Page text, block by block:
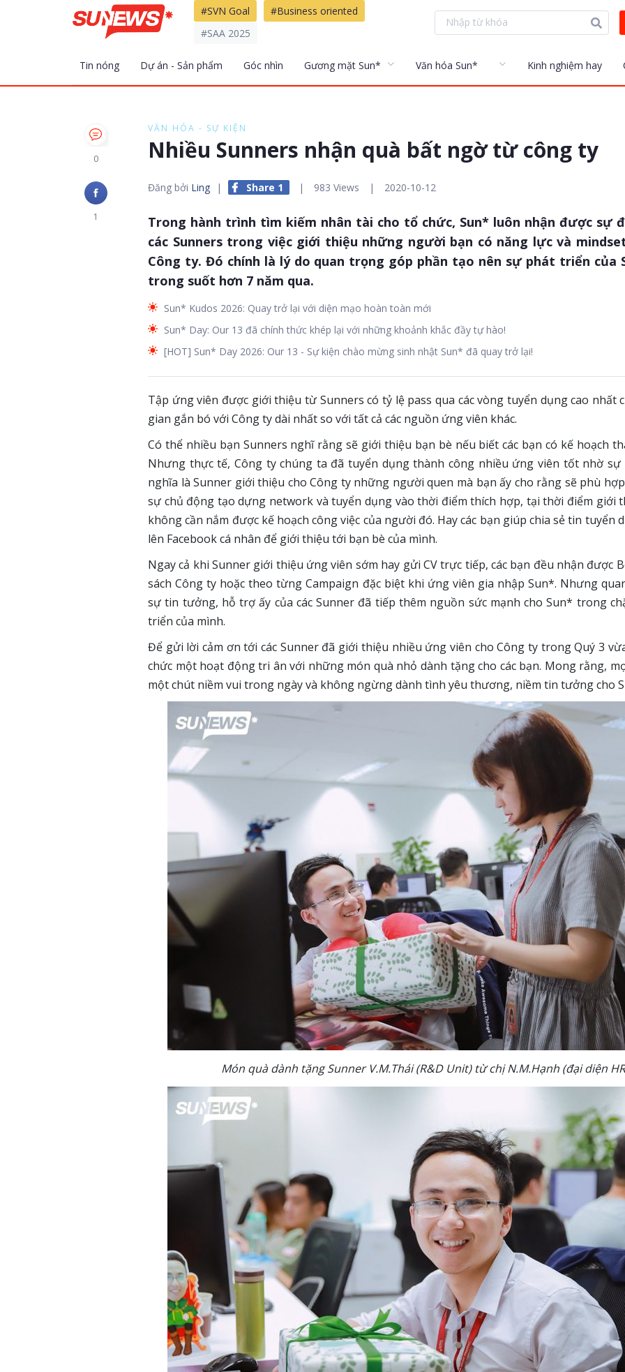
#SVN Goal
#Business oriented
#SAA 2025
Tin nóng Dự án - Sản phẩm Góc nhìn Gương mặt Sun* Văn hóa Sun* Kinh nghiệm hay
0
1
VĂN HÓA - SỰ KIỆN
Nhiều Sunners nhận quà bất ngờ từ công ty
Đăng bởi Ling | Share 1 | 983 Views | 2020-10-12
Trong hành trình tìm kiếm nhân tài cho tổ chức, Sun* luôn nhận được sự
các Sunners trong việc giới thiệu những người bạn có năng lực và
Công ty. Đó chính là lý do quan trọng góp phần tạo nên sự phát triển của
trong suốt hơn 7 năm qua.
Sun* Kudos 2026: Quay trở lại với diện mạo hoàn toàn mới
Sun* Day: Our 13 đã chính thức khép lại với những khoảnh khắc đầy tự hào!
[HOT] Sun* Day 2026: Our 13 - Sự kiện chào mừng sinh nhật Sun* đã quay trở lại!
Tập ứng viên được giới thiệu từ Sunners có tỷ lệ pass qua các vòng tuyển dụng cao nhất
gian gắn bó với Công ty dài nhất so với tất cả các nguồn ứng viên khác.
Có thể nhiều bạn Sunners nghĩ rằng sẽ giới thiệu bạn bè nếu biết các bạn có kế hoạch
Nhưng thực tế, Công ty chúng ta đã tuyển dụng thành công nhiều ứng viên tốt nhờ
nghĩa là Sunner giới thiệu cho Công ty những người quen mà bạn ấy cho rằng sẽ phù
sự chủ động tạo dựng network và tuyển dụng vào thời điểm thích hợp, tại thời điểm giới
không cần nắm được kế hoạch công việc của người đó. Hay các bạn giúp chia sẻ tin tuyển
lên Facebook cá nhân để giới thiệu tới bạn bè của mình.
Ngay cả khi Sunner giới thiệu ứng viên sớm hay gửi CV trực tiếp, các bạn đều nhận được
sách Công ty hoặc theo từng Campaign đặc biệt khi ứng viên gia nhập Sun*. Nhưng
sự tin tưởng, hỗ trợ ấy của các Sunner đã tiếp thêm nguồn sức mạnh cho Sun* trong
triển của mình.
Để gửi lời cảm ơn tới các Sunner đã giới thiệu nhiều ứng viên cho Công ty trong Quý 3
chức một hoạt động tri ân với những món quà nhỏ dành tặng cho các bạn. Mong rằng,
một chút niềm vui trong ngày và không ngừng dành tình yêu thương, niềm tin tưởng cho
Món quà dành tặng Sunner V.M.Thái (R&D Unit) từ chị N.M.Hạnh (đại diện